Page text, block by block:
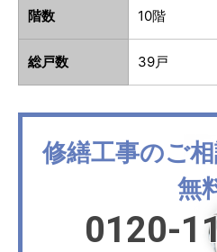
階数 10階
総戸数 39戸
修繕工事のご
無
0120-